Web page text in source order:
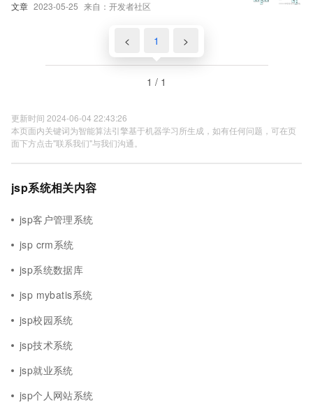
文章 2023-05-25 来自：开发者社区
< 1 >
1 / 1
更新时间 2024-06-04 22:43:26
本页面内关键词为智能算法引擎基于机器学习所生成，如有任何问题，可在页
面下方点击"联系我们"与我们沟通。
jsp系统相关内容
jsp客户管理系统
jsp crm系统
jsp系统数据库
jsp mybatis系统
jsp校园系统
jsp技术系统
jsp就业系统
jsp个人网站系统